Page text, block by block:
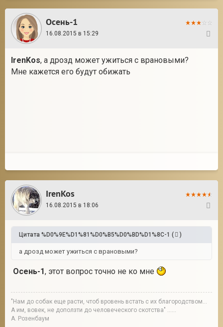
Осень-1
16.08.2015 в 15:29
IrenKos, а дрозд может ужиться с врановыми?
Мне кажется его будут обижать
IrenKos
16.08.2015 в 18:06
Цитата %D0%9E%D1%81%D0%B5%D0%BD%D1%8C-1 ( )
а дрозд может ужиться с врановыми?
Осень-1, этот вопрос точно не ко мне
"Нам до собак еще расти, чтоб вровень встать с их благородством...
А им, вовек, не доползти до человеческого скотства" ......
А. Розенбаум